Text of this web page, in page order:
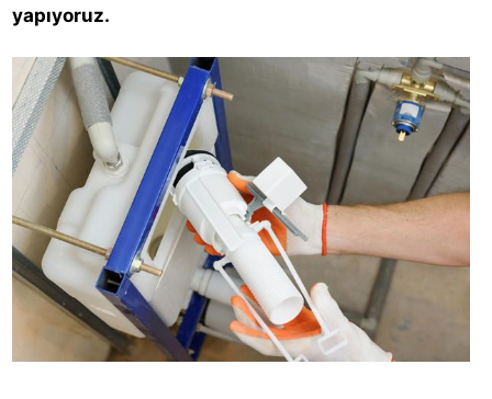
yapıyoruz.